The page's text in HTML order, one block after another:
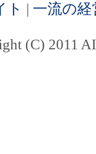
ト | 一流の
(C) 2011